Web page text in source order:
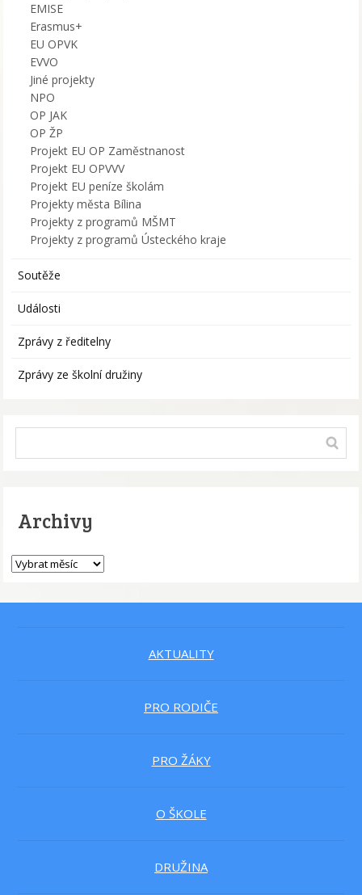
EMISE
Erasmus+
EU OPVK
EVVO
Jiné projekty
NPO
OP JAK
OP ŽP
Projekt EU OP Zaměstnanost
Projekt EU OPVVV
Projekt EU peníze školám
Projekty města Bílina
Projekty z programů MŠMT
Projekty z programů Ústeckého kraje
Soutěže
Události
Zprávy z ředitelny
Zprávy ze školní družiny
Archivy
AKTUALITY
PRO RODIČE
PRO ŽÁKY
O ŠKOLE
DRUŽINA